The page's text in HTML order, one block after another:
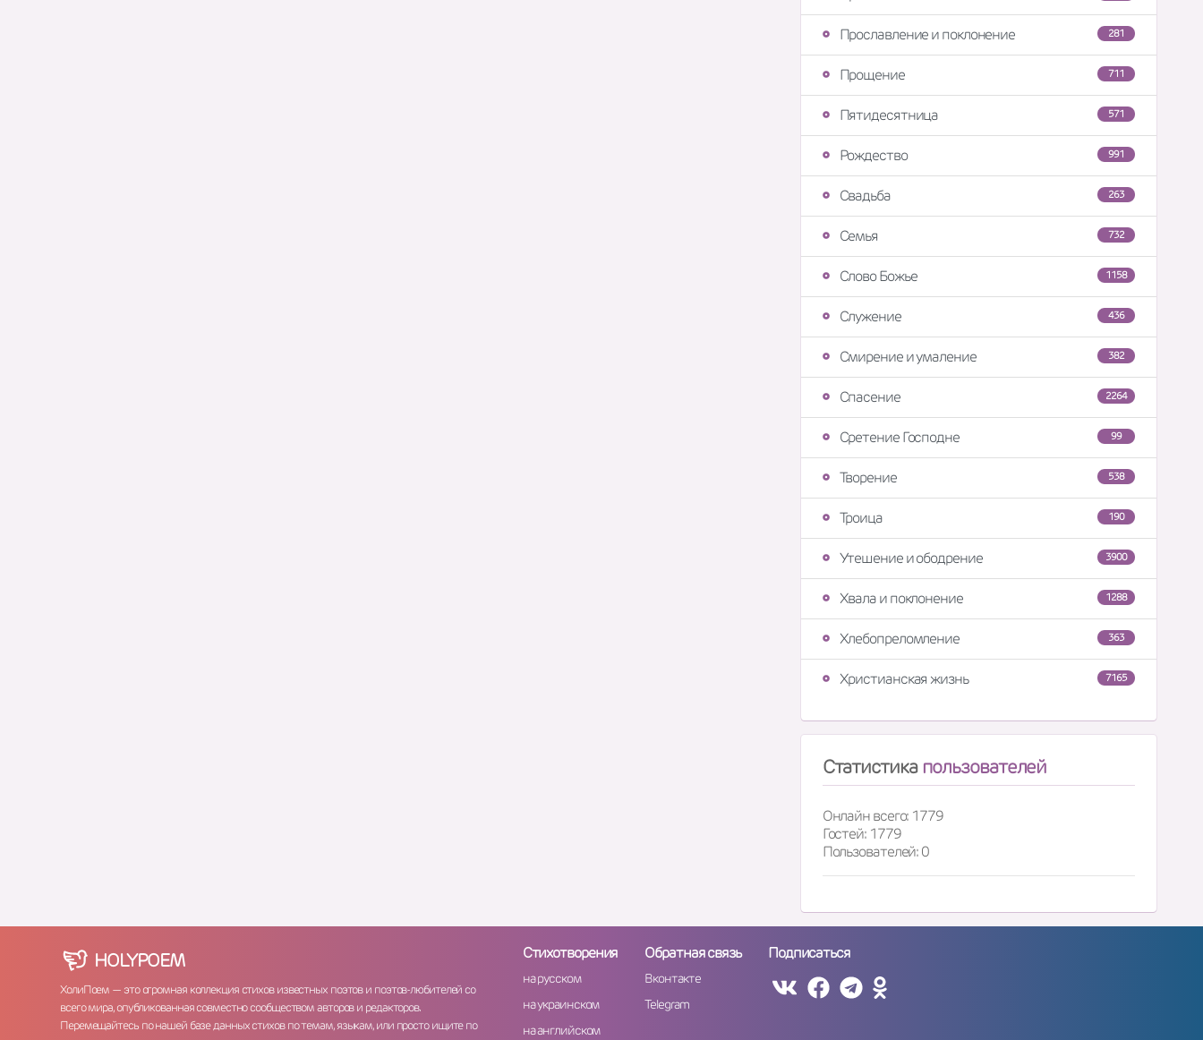
281
Прославление и поклонение
711
Прощение
571
Пятидесятница
991
Рождество
263
Свадьба
732
Семья
1158
Слово Божье
436
Служение
382
Смирение и умаление
2264
Спасение
99
Сретение Господне
538
Творение
190
Троица
3900
Утешение и ободрение
1288
Хвала и поклонение
363
Хлебопреломление
7165
Христианская жизнь
Статистика пользователей
Онлайн всего: 1779
Гостей: 1779
Пользователей: 0
HOLYPOEM
ХолиПоем — это огромная коллекция стихов известных поэтов и поэтов-любителей со
всего мира, опубликованная совместно сообществом авторов и редакторов.
Перемещайтесь по нашей базе данных стихов по темам, языкам, или просто ищите по
Стихотворения
на русском
на украинском
на английском
Обратная связь
Вконтакте
Telegram
Подписаться